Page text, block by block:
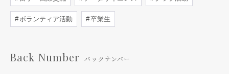
ボランティア活動 卒業生
Back Number バックナンバー